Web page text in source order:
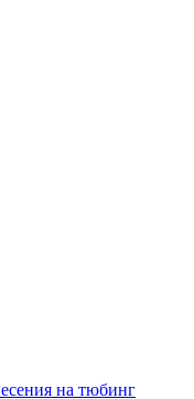
на тюбинг